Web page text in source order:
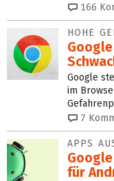
166
HOHE
Google
im
7
APPS
für